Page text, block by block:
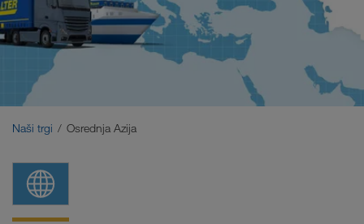
Rusija
Bližnji Vzhod
Naši trgi Osrednja Azija